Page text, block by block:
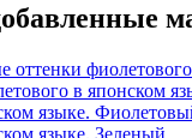
оттенки
в японском
языке.
языке. Зеленый